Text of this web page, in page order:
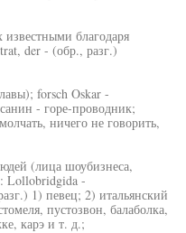
благодаря
der - (обр., разг.)
forsch Oskar -
- горе-проводник;
ничего не говорить,
(лица шоубизнеса,
Lollobridgida -
1) певец; 2) итальянский
пустозвон, балаболка,
карэ и т. д.;